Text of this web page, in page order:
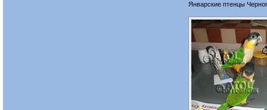
Январские птенцы